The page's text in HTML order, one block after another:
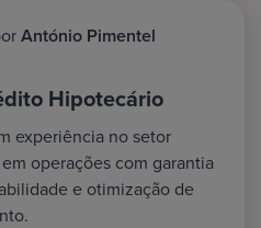
António Pimentel
Hipotecário
experiência no setor
operações com garantia
e otimização de